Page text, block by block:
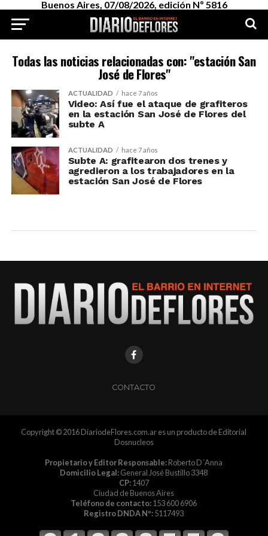
Buenos Aires, 07/08/2026, edición Nº 5816
Todas las noticias relacionadas con: "estación San
José de Flores"
ACTUALIDAD hace 7 años
Video: Así fue el ataque de grafiteros
en la estación San José de Flores del
subte A
ACTUALIDAD hace 7 años
Subte A: grafitearon dos trenes y
agredieron a los trabajadores en la
estación San José de Flores
CONTACTO
Copyright © 2016 DiariodeFlores.com.ar es un producto de Editorial
Dosnucleos
Propietario y Editor Responsable:Roberto D´Anna
Domicilio Legal:General José Bustillo 3348
CP:1407
Ciudad de Buenos Aires
Teléfono de contacto:153 600 6906
Registro DNDA Nº:5117493